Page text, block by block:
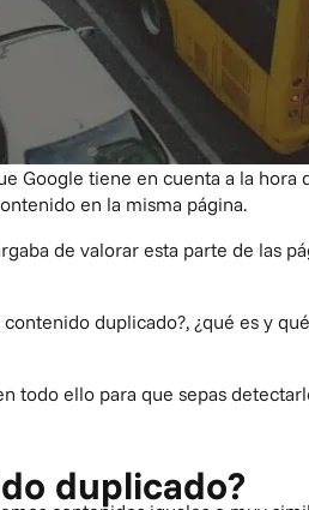
Google tiene en cuenta a la hora
en la misma página.
de valorar esta parte de las
duplicado?, ¿qué es y
todo ello para que sepas
duplicado?